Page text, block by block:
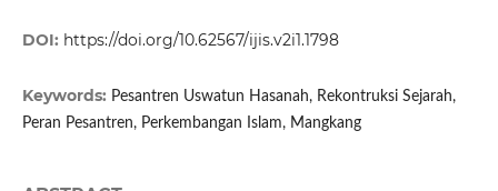
DOI: https://doi.org/10.62567/ijis.v2i1.1798
Keywords: Pesantren Uswatun Hasanah, Rekontruksi Sejarah,
Peran Pesantren, Perkembangan Islam, Mangkang